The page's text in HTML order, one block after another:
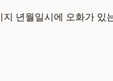
년월일시에 오화가